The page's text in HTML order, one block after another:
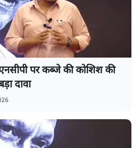
पर कब्जे की कोशिश की
दावा